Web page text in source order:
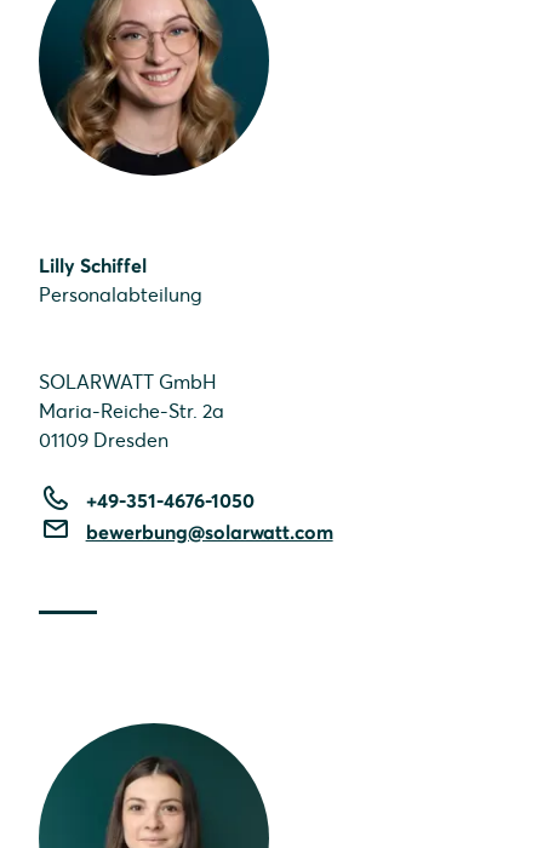
Lilly Schiffel
Personalabteilung
SOLARWATT GmbH
Maria-Reiche-Str. 2a
01109 Dresden
+49-351-4676-1050
bewerbung@solarwatt.com